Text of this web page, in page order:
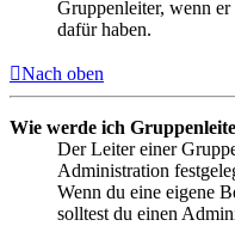
Gruppenleiter, wenn
dafür haben.
Nach oben
Wie werde ich
Der Leiter einer
Administration
Wenn du eine eigene
solltest du einen